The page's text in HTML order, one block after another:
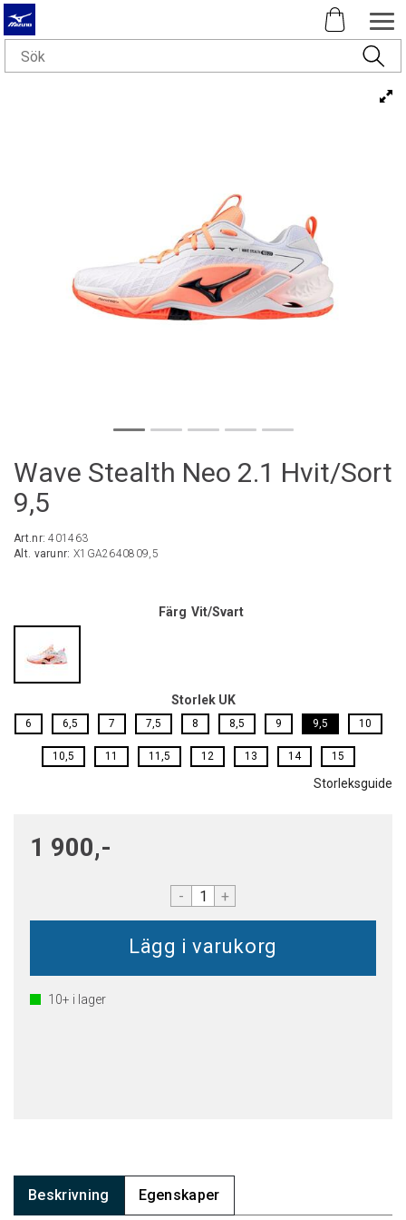
Wave Stealth Neo 2.1 Hvit/Sort
9,5
Art.nr:401463
Alt. varunr: X1GA2640809,5
Färg Vit/Svart
Storlek UK
6 6,5 7 7,5 8 8,5 9 9,5 10
10,5 11 11,5 12 13 14 15
Storleksguide
1 900,-
- +
10+ i lager
Beskrivning Egenskaper